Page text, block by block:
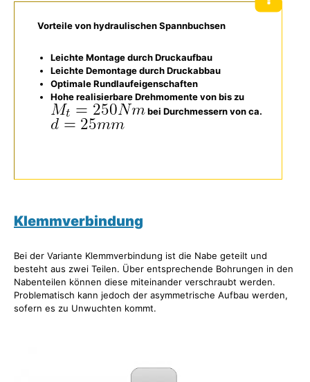
Vorteile von hydraulischen Spannbuchsen
Leichte Montage durch Druckaufbau
Leichte Demontage durch Druckabbau
Optimale Rundlaufeigenschaften
Hohe realisierbare Drehmomente von bis zu
bei Durchmessern von ca.
Klemmverbindung
Bei der Variante Klemmverbindung ist die Nabe geteilt und
besteht aus zwei Teilen. Über entsprechende Bohrungen in den
Nabenteilen können diese miteinander verschraubt werden.
Problematisch kann jedoch der asymmetrische Aufbau werden,
sofern es zu Unwuchten kommt.